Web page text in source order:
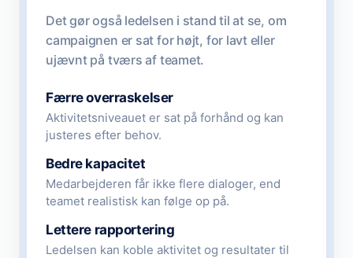
Det gør også ledelsen i stand til at se, om
campaignen er sat for højt, for lavt eller
ujævnt på tværs af teamet.
Færre overraskelser
Aktivitetsniveauet er sat på forhånd og kan
justeres efter behov.
Bedre kapacitet
Medarbejderen får ikke flere dialoger, end
teamet realistisk kan følge op på.
Lettere rapportering
Ledelsen kan koble aktivitet og resultater til